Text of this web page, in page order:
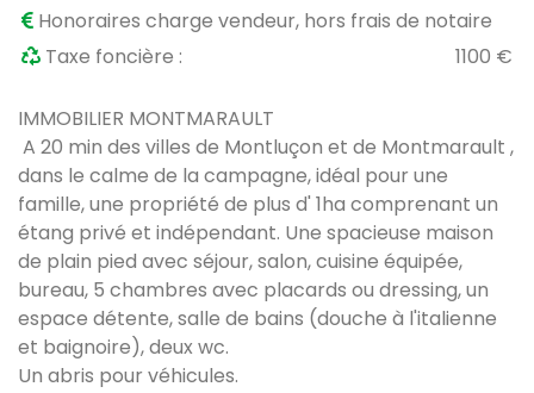
Honoraires charge vendeur, hors frais de notaire
Taxe foncière :
1100 €
IMMOBILIER MONTMARAULT
A 20 min des villes de Montluçon et de Montmarault ,
dans le calme de la campagne, idéal pour une
famille, une propriété de plus d' 1ha comprenant un
étang privé et indépendant. Une spacieuse maison
de plain pied avec séjour, salon, cuisine équipée,
bureau, 5 chambres avec placards ou dressing, un
espace détente, salle de bains (douche à l'italienne
et baignoire), deux wc.
Un abris pour véhicules.